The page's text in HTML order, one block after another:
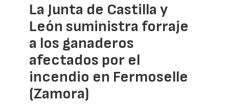
La Junta de Castilla y
León suministra forraje
a los ganaderos
afectados por el
incendio en Fermoselle
(Zamora)